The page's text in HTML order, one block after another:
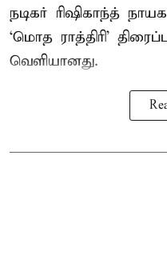
நடிகர் ரிஷிகாந்த்
‘மொத ராத்திரி’
வெளியானது.